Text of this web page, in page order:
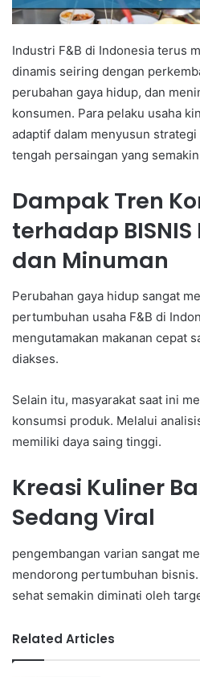
Industri F&B di Indonesia terus
dinamis seiring dengan
perubahan gaya hidup, dan
konsumen. Para pelaku usaha
adaptif dalam menyusun
tengah persaingan yang
Dampak Tren
terhadap
dan Minuman
Perubahan gaya hidup sangat
pertumbuhan usaha F&B di
mengutamakan makanan cepat
diakses.
Selain itu, masyarakat saat ini
konsumsi produk. Melalui
memiliki daya saing tinggi.
Kreasi Kuliner
Sedang Viral
pengembangan varian sangat
mendorong pertumbuhan
sehat semakin diminati oleh
Related Articles